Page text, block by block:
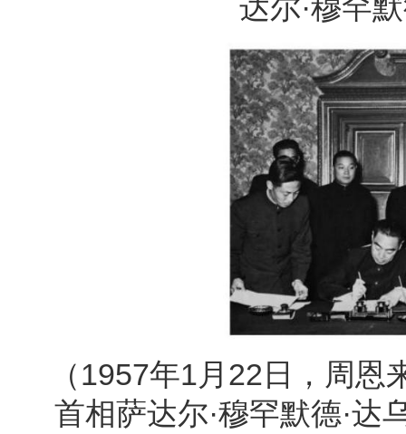
达尔·穆罕
（1957年1月22日，周
首相萨达尔·穆罕默德·达